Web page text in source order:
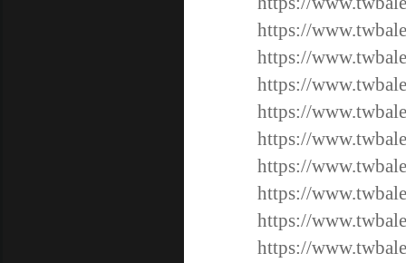
https://
https://
https://
https://
https://
https://
https://
https://
https://